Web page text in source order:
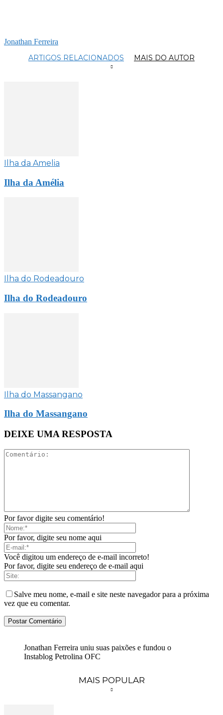
Jonathan Ferreira
ARTIGOS RELACIONADOS MAIS DO AUTOR
Ilha da Amelia
Ilha da Amélia
Ilha do Rodeadouro
Ilha do Rodeadouro
Ilha do Massangano
Ilha do Massangano
DEIXE UMA RESPOSTA
Por favor digite seu comentário!
Por favor, digite seu nome aqui
Você digitou um endereço de e-mail incorreto!
Por favor, digite seu endereço de e-mail aqui
Salve meu nome, e-mail e site neste navegador para a próxima
vez que eu comentar.
Jonathan Ferreira uniu suas paixões e fundou o
Instablog Petrolina OFC
MAIS POPULAR